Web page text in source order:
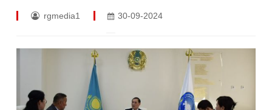
rgmedia1 30-09-2024